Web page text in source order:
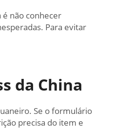
não conhecer
Para evitar
da China
Se o formulário
precisa do item e